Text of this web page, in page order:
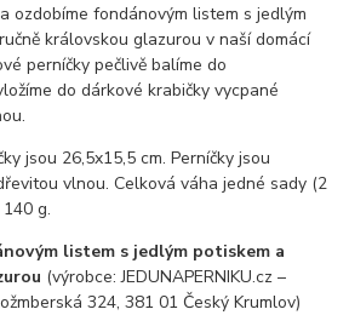
ozdobíme fondánovým listem s jedlým
královskou glazurou v naší domácí
perníčky pečlivě balíme do
do dárkové krabičky vycpané
jsou 26,5x15,5 cm. Perníčky jsou
vlnou. Celková váha jedné sady (2
g.
listem s jedlým potiskem a
(výrobce: JEDUNAPERNIKU.cz –
324, 381 01 Český Krumlov)